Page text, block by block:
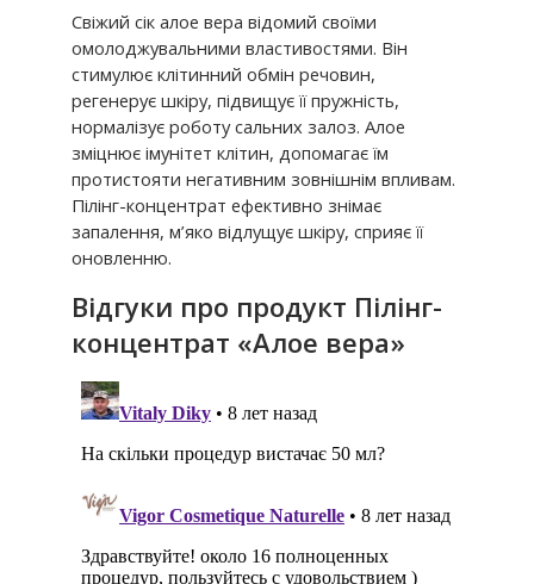
Свіжий сік алое вера відомий своїми
омолоджувальними властивостями. Він
стимулює клітинний обмін речовин,
регенерує шкіру, підвищує її пружність,
нормалізує роботу сальних залоз. Алое
зміцнює імунітет клітин, допомагає їм
протистояти негативним зовнішнім впливам.
Пілінг-концентрат ефективно знімає
запалення, м’яко відлущує шкіру, сприяє її
оновленню.
Відгуки про продукт Пілінг-
концентрат «Алое вера»